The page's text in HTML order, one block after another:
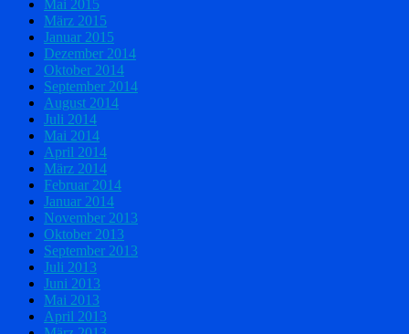
Mai 2015
März 2015
Januar 2015
Dezember 2014
Oktober 2014
September 2014
August 2014
Juli 2014
Mai 2014
April 2014
März 2014
Februar 2014
Januar 2014
November 2013
Oktober 2013
September 2013
Juli 2013
Juni 2013
Mai 2013
April 2013